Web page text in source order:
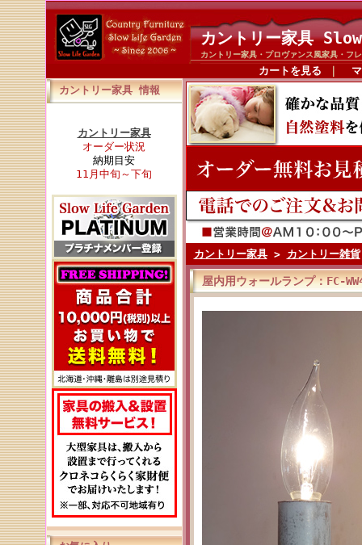
カントリー家具
カントリー家具・プロヴァンス風家具・フ
カートを見る
カントリー家具 情報
カントリー家具
オーダー状況
納期目安
11月中旬～下旬
カントリー家具> カントリー雑貨
屋内用ウォールランプ：FC-